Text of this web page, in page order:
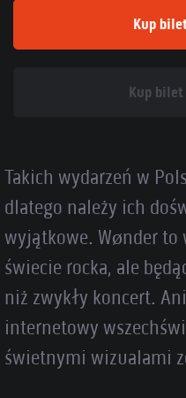
Kup
Kup
Takich wydarzeń w
dlatego należy ich
wyjątkowe. Wønder to
świecie rocka, ale
niż zwykły koncert.
internetowy
świetnymi wizualami